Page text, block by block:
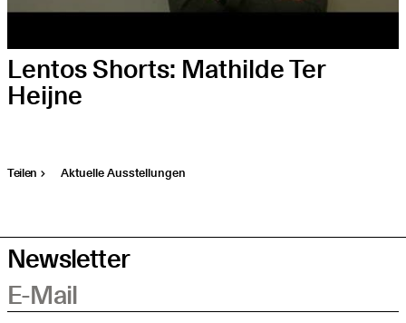
Lentos Shorts: Mathilde Ter
Heijne
Teilen Aktuelle Ausstellungen
Newsletter
E-Mail